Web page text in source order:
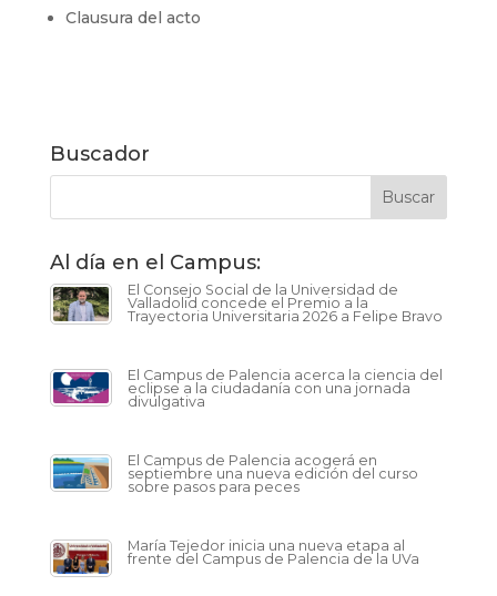
Clausura del acto
Buscador
Al día en el Campus:
El Consejo Social de la Universidad de
Valladolid concede el Premio a la
Trayectoria Universitaria 2026 a Felipe Bravo
El Campus de Palencia acerca la ciencia del
eclipse a la ciudadanía con una jornada
divulgativa
El Campus de Palencia acogerá en
septiembre una nueva edición del curso
sobre pasos para peces
María Tejedor inicia una nueva etapa al
frente del Campus de Palencia de la UVa